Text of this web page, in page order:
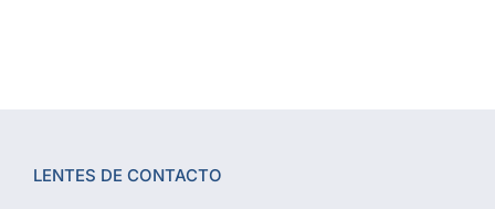
LENTES DE CONTACTO